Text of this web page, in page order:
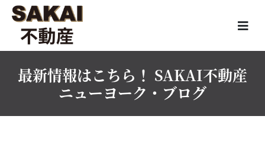
最新情報はこちら！ SAKAI不動産
ニューヨーク・ブログ